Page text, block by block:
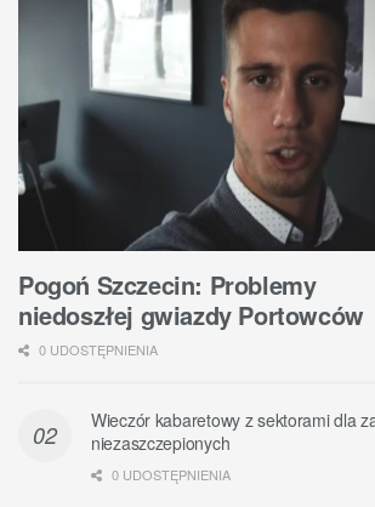
Pogoń Szczecin: Problemy
niedoszłej gwiazdy Portowców
0 UDOSTĘPNIENIA
Wieczór kabaretowy z sektorami dla
niezaszczepionych
0 UDOSTĘPNIENIA